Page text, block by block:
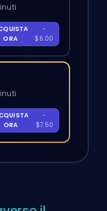
ORA
-
$6.00
ORA
-
$7.50